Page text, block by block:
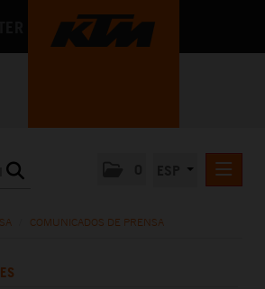
COMUNICADOS DE PRENSA